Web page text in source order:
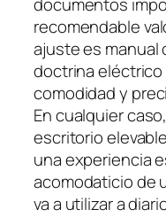
documentos
recomendable
ajuste es manual
doctrina
comodidad y
En cualquier
escritorio
una experiencia
acomodaticio de
va a utilizar a